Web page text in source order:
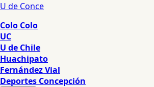
U de Conce
Colo Colo
UC
U de Chile
Huachipato
Fernández Vial
Deportes Concepción